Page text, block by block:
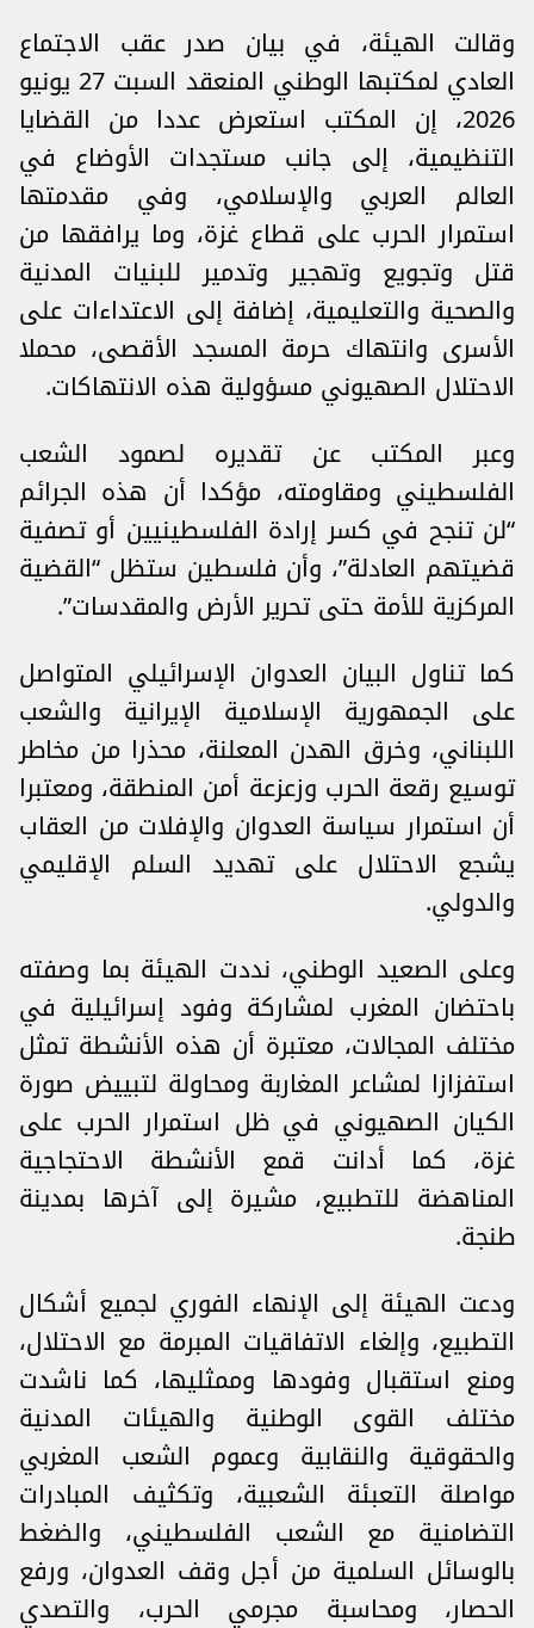
وقالت الهيئة، في بيان صدر عقب الاجتماع
العادي لمكتبها الوطني المنعقد السبت 27 يونيو
2026، إن المكتب استعرض عددا من القضايا
التنظيمية، إلى جانب مستجدات الأوضاع في
العالم العربي والإسلامي، وفي مقدمتها
استمرار الحرب على قطاع غزة، وما يرافقها من
قتل وتجويع وتهجير وتدمير للبنيات المدنية
والصحية والتعليمية، إضافة إلى الاعتداءات على
الأسرى وانتهاك حرمة المسجد الأقصى، محملا
الاحتلال الصهيوني مسؤولية هذه الانتهاكات.
وعبر المكتب عن تقديره لصمود الشعب
الفلسطيني ومقاومته، مؤكدا أن هذه الجرائم
“لن تنجح في كسر إرادة الفلسطينيين أو تصفية
قضيتهم العادلة”، وأن فلسطين ستظل “القضية
المركزية للأمة حتى تحرير الأرض والمقدسات”.
كما تناول البيان العدوان الإسرائيلي المتواصل
على الجمهورية الإسلامية الإيرانية والشعب
اللبناني، وخرق الهدن المعلنة، محذرا من مخاطر
توسيع رقعة الحرب وزعزعة أمن المنطقة، ومعتبرا
أن استمرار سياسة العدوان والإفلات من العقاب
يشجع الاحتلال على تهديد السلم الإقليمي
والدولي.
وعلى الصعيد الوطني، نددت الهيئة بما وصفته
باحتضان المغرب لمشاركة وفود إسرائيلية في
مختلف المجالات، معتبرة أن هذه الأنشطة تمثل
استفزازا لمشاعر المغاربة ومحاولة لتبييض صورة
الكيان الصهيوني في ظل استمرار الحرب على
غزة، كما أدانت قمع الأنشطة الاحتجاجية
المناهضة للتطبيع، مشيرة إلى آخرها بمدينة
طنجة.
ودعت الهيئة إلى الإنهاء الفوري لجميع أشكال
التطبيع، وإلغاء الاتفاقيات المبرمة مع الاحتلال،
ومنع استقبال وفودها وممثليها، كما ناشدت
مختلف القوى الوطنية والهيئات المدنية
والحقوقية والنقابية وعموم الشعب المغربي
مواصلة التعبئة الشعبية، وتكثيف المبادرات
التضامنية مع الشعب الفلسطيني، والضغط
بالوسائل السلمية من أجل وقف العدوان، ورفع
الحصار، ومحاسبة مجرمي الحرب، والتصدي